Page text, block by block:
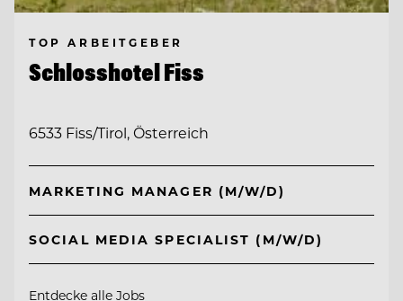
TOP ARBEITGEBER
Schlosshotel Fiss
6533 Fiss/Tirol, Österreich
MARKETING MANAGER (M/W/D)
SOCIAL MEDIA SPECIALIST (M/W/D)
Entdecke alle Jobs